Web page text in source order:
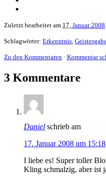
Zuletzt bearbeitet am 17. Januar 2008
Schlagwörter: Erkenntnis
Zu den Kommentaren · Kommentar
3 Kommentare
Daniel schrieb am
17. Januar 2008 um 15:18
I liebe es! Super toller
Kling schmalzig, aber ist